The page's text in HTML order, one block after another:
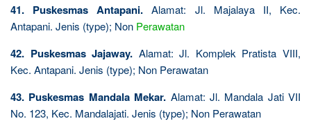
41. Puskesmas Antapani. Alamat: Jl. Majalaya II, Kec.
Antapani. Jenis (type); Non Perawatan
42. Puskesmas Jajaway. Alamat: Jl. Komplek Pratista VIII,
Kec. Antapani. Jenis (type); Non Perawatan
43. Puskesmas Mandala Mekar. Alamat: Jl. Mandala Jati VII
No. 123, Kec. Mandalajati. Jenis (type); Non Perawatan